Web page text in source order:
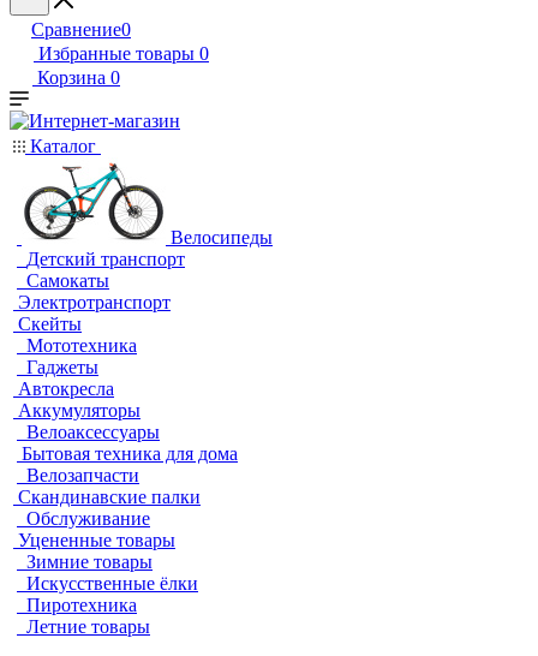
Сравнение0
Избранные товары 0
Корзина 0
Каталог
Велосипеды
Детский транспорт
Самокаты
Электротранспорт
Скейты
Мототехника
Гаджеты
Автокресла
Аккумуляторы
Велоаксессуары
Бытовая техника для дома
Велозапчасти
Скандинавские палки
Обслуживание
Уцененные товары
Зимние товары
Искусственные ёлки
Пиротехника
Летние товары